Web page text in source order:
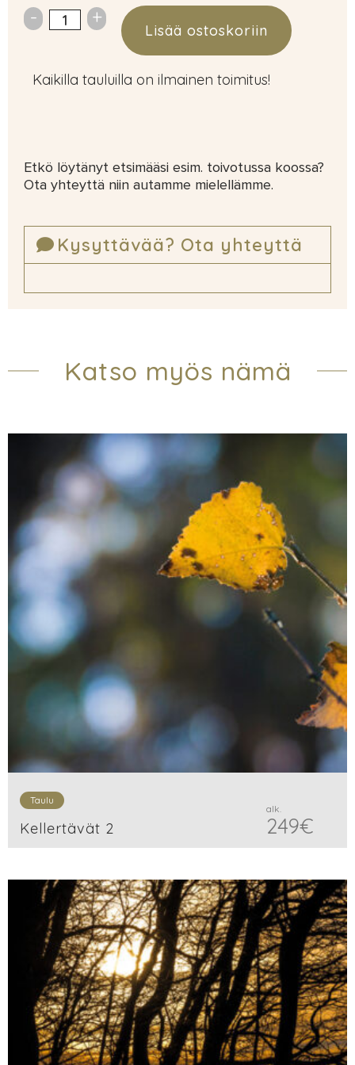
Lisää ostoskoriin
Kaikilla tauluilla on ilmainen toimitus!
Etkö löytänyt etsimääsi esim. toivotussa koossa?
Ota yhteyttä niin autamme mielellämme.
Kysyttävää? Ota yhteyttä
Katso myös nämä
Taulu
Kellertävät 2
alk.
249€